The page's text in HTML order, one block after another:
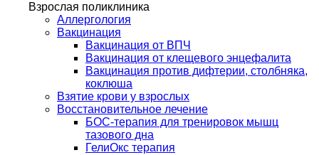
Взрослая поликлиника
Аллергология
Вакцинация
Вакцинация от ВПЧ
Вакцинация от клещевого энцефалита
Вакцинация против дифтерии, столбняка,
коклюша
Взятие крови у взрослых
Восстановительное лечение
БОС-терапия для тренировок мышц
тазового дна
ГелиОкс терапия